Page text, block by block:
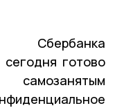
Сбербанка
готово